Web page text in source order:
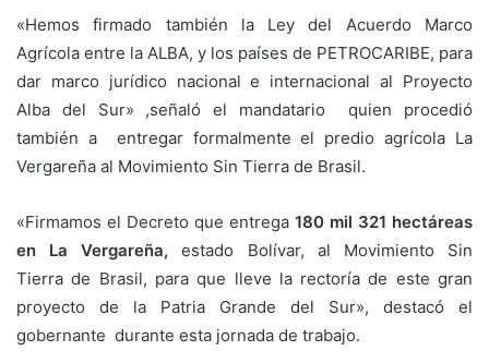
«Hemos firmado también la Ley del Acuerdo Marco
Agrícola entre la ALBA, y los países de PETROCARIBE, para
dar marco jurídico nacional e internacional al Proyecto
Alba del Sur» ,señaló el mandatario quien procedió
también a entregar formalmente el predio agrícola La
Vergareña al Movimiento Sin Tierra de Brasil.
«Firmamos el Decreto que entrega 180 mil 321 hectáreas
en La Vergareña, estado Bolívar, al Movimiento Sin
Tierra de Brasil, para que lleve la rectoría de este gran
proyecto de la Patria Grande del Sur», destacó el
gobernante durante esta jornada de trabajo.